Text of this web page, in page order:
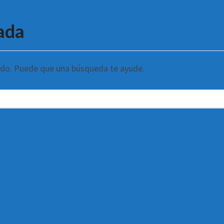
Puede que una búsqueda te ayude.